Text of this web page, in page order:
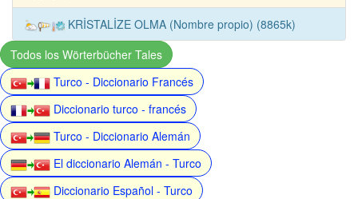
KRİSTALİZE OLMA (Nombre propio) (8865k)
Todos los Wörterbücher Tales
Turco - Diccionario Francés
Diccionario turco - francés
Turco - Diccionario Alemán
El diccionario Alemán - Turco
Diccionario Español - Turco